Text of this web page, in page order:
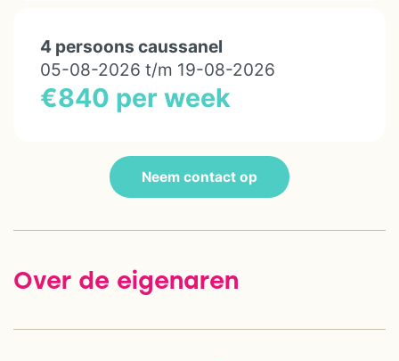
4 persoons caussanel
05-08-2026 t/m 19-08-2026
€840 per week
Neem contact op
Over de eigenaren